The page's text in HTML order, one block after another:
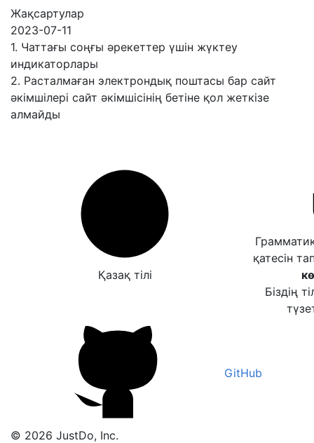
Жақсартулар
2023-07-11
1. Чаттағы соңғы әрекеттер үшін жүктеу
индикаторлары
2. Расталмаған электрондық поштасы бар сайт
әкімшілері сайт әкімшісінің бетіне қол жеткізе
алмайды
Қазақ тілі
қатесін
Біздің
GitHub
© 2026 JustDo, Inc.